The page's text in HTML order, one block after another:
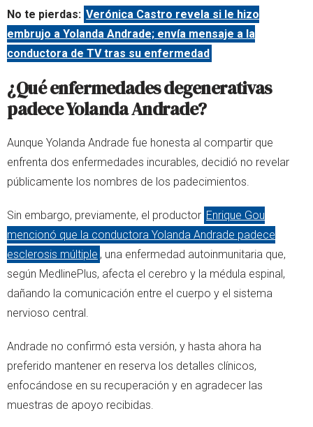
No te pierdas: Verónica Castro revela si le hizo
embrujo a Yolanda Andrade; envía mensaje a la
conductora de TV tras su enfermedad
¿Qué enfermedades degenerativas
padece Yolanda Andrade?
Aunque Yolanda Andrade fue honesta al compartir que
enfrenta dos enfermedades incurables, decidió no revelar
públicamente los nombres de los padecimientos.
Sin embargo, previamente, el productor Enrique Gou
mencionó que la conductora Yolanda Andrade padece
esclerosis múltiple , una enfermedad autoinmunitaria que,
según MedlinePlus, afecta el cerebro y la médula espinal,
dañando la comunicación entre el cuerpo y el sistema
nervioso central.
Andrade no confirmó esta versión, y hasta ahora ha
preferido mantener en reserva los detalles clínicos,
enfocándose en su recuperación y en agradecer las
muestras de apoyo recibidas.